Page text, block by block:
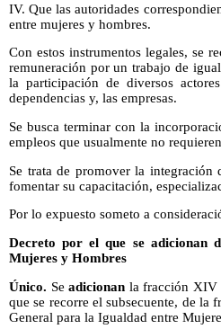
IV. Que las autoridades
entre mujeres y hombres.
Con estos instrumentos legales, se
remuneración por un trabajo de
la participación de diversos
dependencias y, las empresas.
Se busca terminar con la
empleos que usualmente no
Se trata de promover la
fomentar su capacitación,
Por lo expuesto someto a
Decreto por el que se adicionan
Mujeres y Hombres
Único. Seadicionan la fracción XIV
que se recorre el subsecuente, de
General para la Igualdad entre